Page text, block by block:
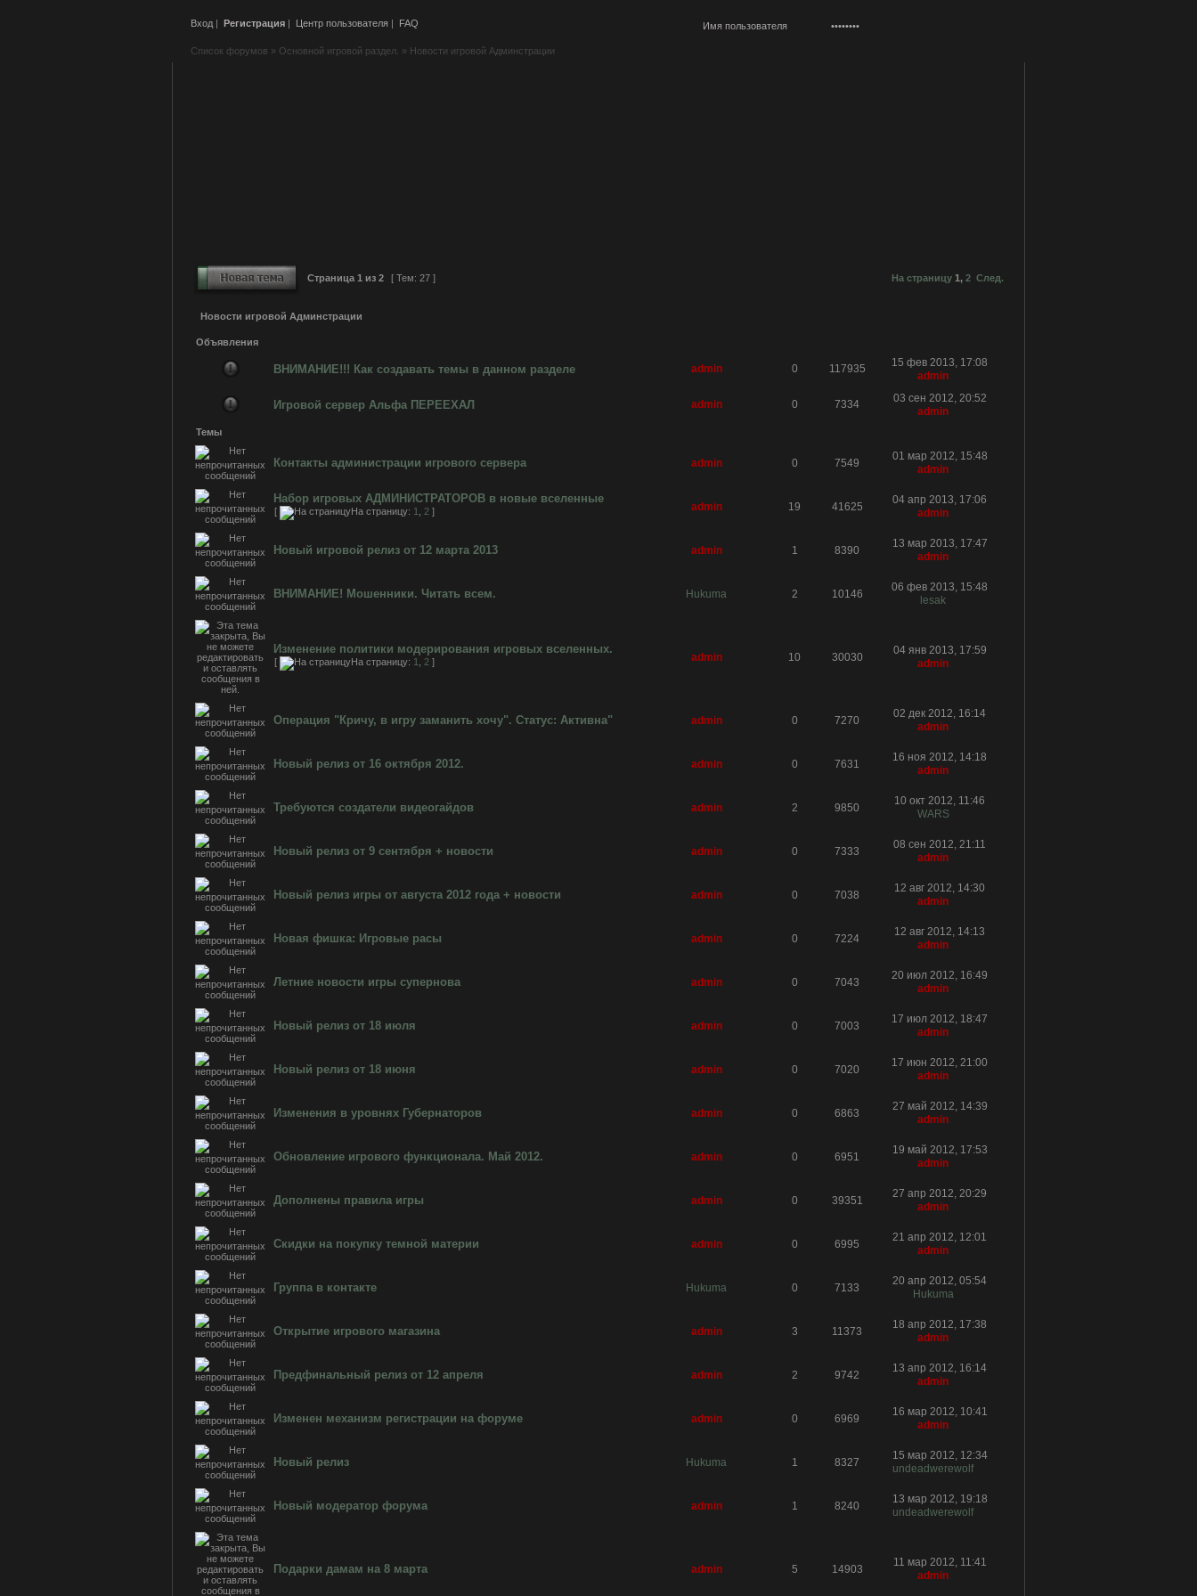
Вход | Регистрация | Центр пользователя | FAQ
Список форумов » Основной игровой раздел. » Новости игровой Админстрации
Страница 1 из 2 [ Тем: 27 ] На страницу 1, 2 След.
Новости игровой Админстрации
Объявления
ВНИМАНИЕ!!! Как создавать темы в данном разделе admin 0 117935
15 фев 2013, 17:08
admin
Игровой сервер Альфа ПЕРЕЕХАЛ admin 0 7334
03 сен 2012, 20:52
admin
Темы
Контакты администрации игрового сервера admin 0 7549
01 мар 2012, 15:48
admin
Набор игровых АДМИНИСТРАТОРОВ в новые вселенные
[ На страницу: 1 2 ] admin 19 41625
04 апр 2013, 17:06
admin
Новый игровой релиз от 12 марта 2013 admin 1 8390
13 мар 2013, 17:47
admin
ВНИМАНИЕ! Мошенники. Читать всем. Hukuma 2 10146
06 фев 2013, 15:48
lesak
Изменение политики модерирования игровых вселенных.
[ На страницу: 1 2 ] admin 10 30030
04 янв 2013, 17:59
admin
Операция "Кричу, в игру заманить хочу". Статус: Активна" admin 0 7270
02 дек 2012, 16:14
admin
Новый релиз от 16 октября 2012. admin 0 7631
16 ноя 2012, 14:18
admin
Требуются создатели видеогайдов admin 2 9850
10 окт 2012, 11:46
WARS
Новый релиз от 9 сентября + новости admin 0 7333
08 сен 2012, 21:11
admin
Новый релиз игры от августа 2012 года + новости admin 0 7038
12 авг 2012, 14:30
admin
Новая фишка: Игровые расы admin 0 7224
12 авг 2012, 14:13
admin
Летние новости игры супернова admin 0 7043
20 июл 2012, 16:49
admin
Новый релиз от 18 июля admin 0 7003
17 июл 2012, 18:47
admin
Новый релиз от 18 июня admin 0 7020
17 июн 2012, 21:00
admin
Изменения в уровнях Губернаторов admin 0 6863
27 май 2012, 14:39
admin
Обновление игрового функционала. Май 2012. admin 0 6951
19 май 2012, 17:53
admin
Дополнены правила игры admin 0 39351
27 апр 2012, 20:29
admin
Скидки на покупку темной материи admin 0 6995
21 апр 2012, 12:01
admin
Группа в контакте Hukuma 0 7133
20 апр 2012, 05:54
Hukuma
Открытие игрового магазина admin 3 11373
18 апр 2012, 17:38
admin
Предфинальный релиз от 12 апреля admin 2 9742
13 апр 2012, 16:14
admin
Изменен механизм регистрации на форуме admin 0 6969
16 мар 2012, 10:41
admin
Новый релиз Hukuma 1 8327
15 мар 2012, 12:34
undeadwerewolf
Новый модератор форума admin 1 8240
13 мар 2012, 19:18
undeadwerewolf
Подарки дамам на 8 марта admin 5 14903
11 мар 2012, 11:41
admin